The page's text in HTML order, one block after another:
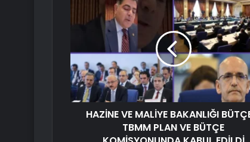
HAZİNE VE MALİYE BAKANLIĞI
TBMM PLAN VE BÜTÇE